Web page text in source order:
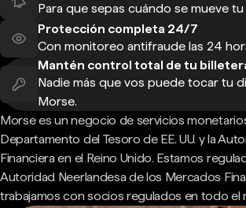
Para que sepas cuándo se mueve
Protección completa 24/7
Con monitoreo antifraude las 24
Mantén control total de tu
Nadie más que vos puede tocar tu
Morse.
Morse es un negocio de servicios
Departamento del Tesoro de EE. UU. y la
Financiera en el Reino Unido. Estamos
Autoridad Neerlandesa de los Mercados
trabajamos con socios regulados en todo el